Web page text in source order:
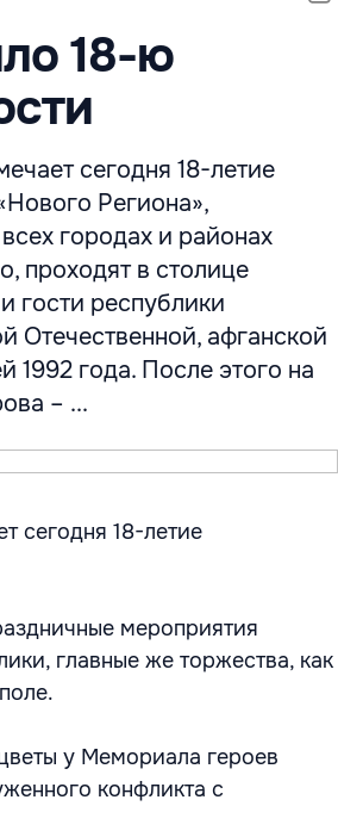
18-ю
сегодня 18-летие
Региона»,
городах и районах
проходят в столице
гости республики
Отечественной, афганской
года. После этого на
– ...
сегодня 18-летие
мероприятия
главные же торжества, как
у Мемориала героев
конфликта с